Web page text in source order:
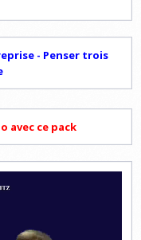
- Penser trois
avec ce pack